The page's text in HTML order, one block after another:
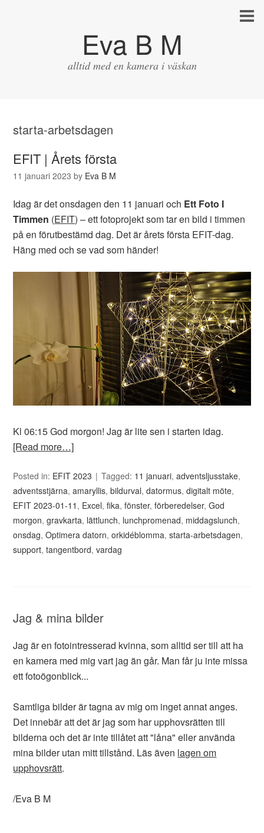
Eva B M
alltid med en kamera i väskan
starta-arbetsdagen
EFIT | Årets första
11 januari 2023 by Eva B M
Idag är det onsdagen den 11 januari och Ett Foto I
Timmen (EFIT) – ett fotoprojekt som tar en bild i timmen
på en förutbestämd dag. Det är årets första EFIT-dag.
Häng med och se vad som händer!
Kl 06:15 God morgon! Jag är lite sen i starten idag.
[Read more…]
Posted in: EFIT 2023 Tagged: 11 januari,adventsljusstake,
adventsstjärna,amaryllis,bildurval,datormus,digitalt möte,
EFIT 2023-01-11 , Excel,fika,fönster,förberedelser,God
morgon,gravkarta, lättlunch, lunchpromenad, middagslunch,
onsdag,Optimera datorn,orkidéblomma,starta-arbetsdagen,
support,tangentbord,vardag
Jag & mina bilder
Jag är en fotointresserad kvinna, som alltid ser till att ha
en kamera med mig vart jag än går. Man får ju inte missa
ett fotoögonblick...
Samtliga bilder är tagna av mig om inget annat anges.
Det innebär att det är jag som har upphovsrätten till
bilderna och det är inte tillåtet att "låna" eller använda
mina bilder utan mitt tillstånd. Läs även lagen om
upphovsrätt.
/Eva B M